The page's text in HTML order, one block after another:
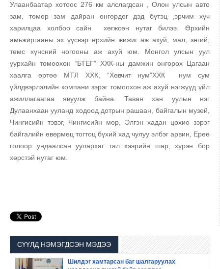
Улаанбаатар хотоос 276 км алслагдсан , Олон улсын авто
зам, төмөр зам дайран өнгөрдөг дэд бүтэц ,эрчим хүч
харилцаа холбоо сайн хөгжсөн нутаг билээ. Өрхийн
амьжиргааны эх үүсвэр өрхийн жижиг аж ахуй, мал, зөгий,
төмс хүнсний ногооны аж ахуй юм. Монгол улсын уул
уурхайн томоохон “БТЕГ” ХХК-ны дамжин өнгөрөх Цагаан
хаалга өртөө МТЛ ХХК, “Хөвчит нум”ХХК нум сум
үйлдвэрлэлийн компани зэрэг томоохон аж ахуй нэгжүүд үйл
ажиллагаагаа явуулж байна. Таван хан уулын нэг
Дулаанхаан ууланд ходоод дотрын рашаан, байгалын музей,
Чингисийн тэвэг, Чингисийн мөр, Элгэн хадан цохио зэрэг
байгалийн өвөрмөц тогтоц бүхий хад чулуу элбэг арвин, Ерөө
голоор ундаалсан уулархаг тал хээрийн шар, хүрэн бор
хөрстэй нутаг юм.
СҮҮЛД НЭМЭГДСЭН МЭДЭЭ
Шилдэг хамтарсан баг шалгаруулах